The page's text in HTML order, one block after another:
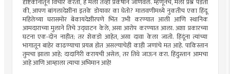
दृष्टिकोनातून विचार करतो, हे मला तेव्हा प्रकर्षाने जाणवले. म्हणूनच, मला प्रश्न पडतो
की, आपण बांगलादेशींना इतके डोयावर का घेतो? मालवणीमध्ये नुकतीच एका हिंदू
महिलेच्या घरासमोर बेकायदेशीरपणे भिंत उभी करण्यात आली आणि स्थानिक
आमदाराच्या मुलाने तिचे उद्घाटन केले, असा आरोप करण्यात आला. अशा प्रकारच्या
घटना एक-दोन नाहीत; तर शेकडो आहेत, असा दावा केला जातो. हिंदूंना त्यांच्या
भागातून बाहेर काढण्याचा प्रयत्न होत असल्याचेही काही जणांचे मत आहे. पाकिस्तान
तुमचा झाला आहे; दादागिरी करायची असेल, तर तिथे जाऊन करा. हिंदुस्तान आमचा
आहे आणि आम्हाला त्याचा अभिमान आहे!